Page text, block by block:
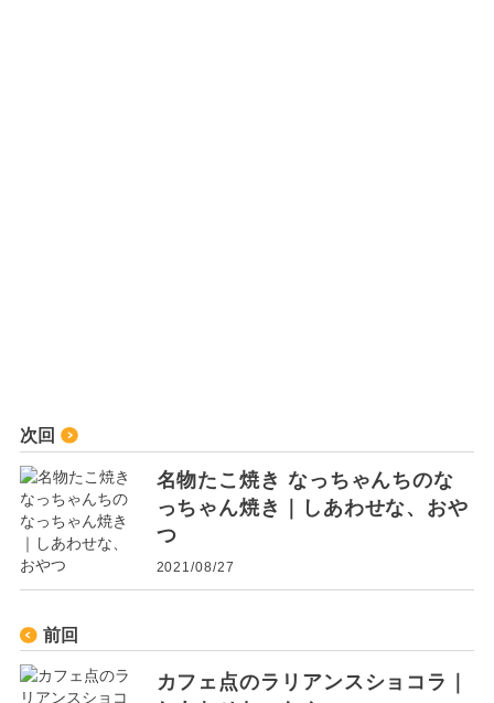
次回
名物たこ焼き なっちゃんちのな
っちゃん焼き｜しあわせな、おや
つ
2021/08/27
前回
カフェ点のラリアンスショコラ｜